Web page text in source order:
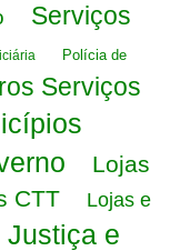
Serviços
Polícia de
Serviços
Lojas
CTT
Lojas e
Justiça e